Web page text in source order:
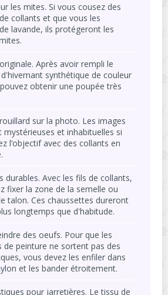
les mites. Si vous cousez des
collants et que vous les
lavande, ils protégeront les
Après avoir rempli le
synthétique de couleur
obtenir une poupée très
sur la photo. Les images
mystérieuses et inhabituelles si
l’objectif avec des collants en
durables. Avec les fils de collants,
fixer la zone de la semelle ou
talon. Ces chaussettes dureront
longtemps que d'habitude.
des oeufs. Pour que les
de peinture ne sortent pas des
vous devez les enfiler dans
et les bander étroitement.
pour jarretières. Le tissu de